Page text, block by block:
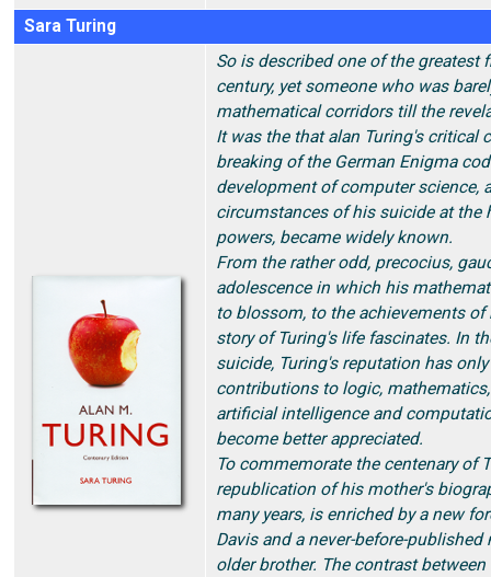
Sara Turing
So is described one of the greatest
century, yet someone who was
mathematical corridors till the
It was the that alan Turing's critical
breaking of the German Enigma
development of computer science,
circumstances of his suicide at the
powers, became widely known.
From the rather odd, precocius,
adolescence in which his
to blossom, to the achievements of
story of Turing's life fascinates. In
suicide, Turing's reputation has
contributions to logic,
artificial intelligence and
become better appreciated.
To commemorate the centenary of
republication of his mother's
many years, is enriched by a new
Davis and a never-before-published
older brother. The contrast